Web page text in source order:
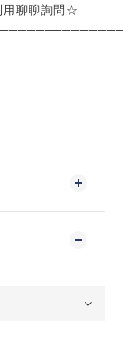
用聊聊詢問☆